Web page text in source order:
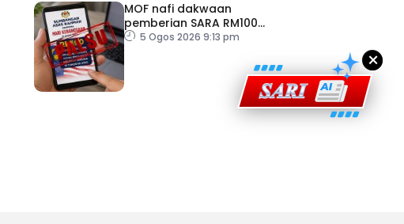
MOF nafi dakwaan
pemberian SARA RM100
sempena Hari Kebangsaan
5 Ogos 2026 9:13 pm
×